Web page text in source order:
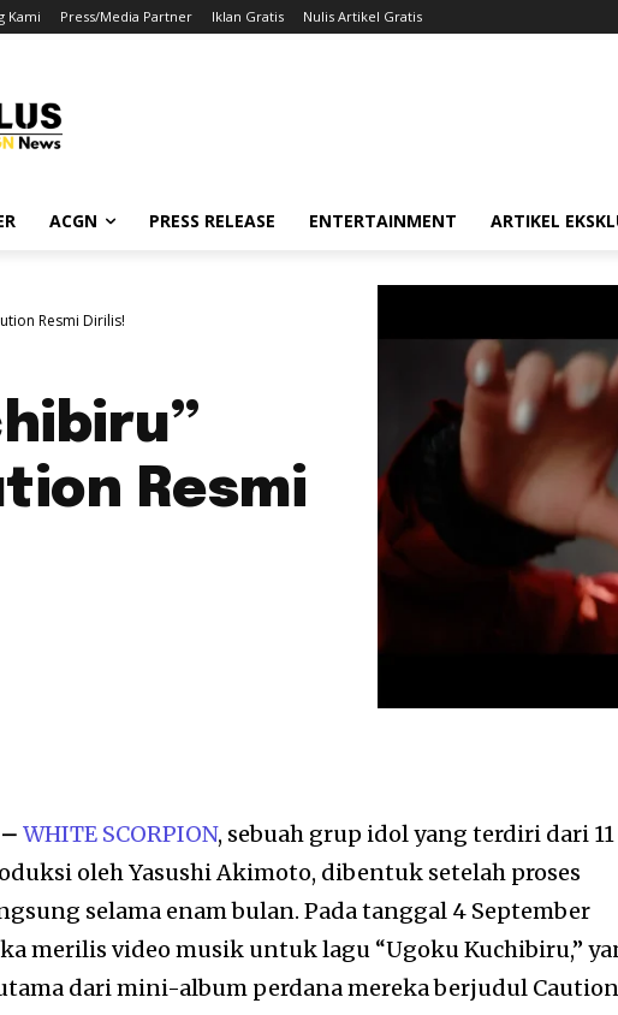
Kami Press/Media Partner Iklan Gratis Nulis Artikel Gratis
ACGN PRESS RELEASE ENTERTAINMENT ARTIKEL
Resmi Dirilis!
Resmi
–WHITE SCORPION, sebuah grup idol yang terdiri dari 11
oleh Yasushi Akimoto, dibentuk setelah proses
selama enam bulan. Pada tanggal 4 September
merilis video musik untuk lagu “Ugoku Kuchibiru,”
dari mini-album perdana mereka berjudul